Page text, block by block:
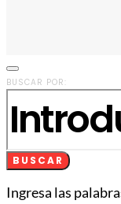
BUSCAR POR:
BUSCAR
Ingresa las